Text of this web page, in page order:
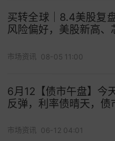
的典型原因。
国际首席欧
示赞同。Kumar称
行量也不多。”
而这一季节性的疲
买转全球｜8.4美股复
风险偏好，美股新高、
市场资讯 08-05 11:00
6月12【债市午盘】今
反弹，利率债晴天，债
市场资讯 06-12 04:01